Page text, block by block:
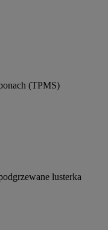
(TPMS)
lusterka